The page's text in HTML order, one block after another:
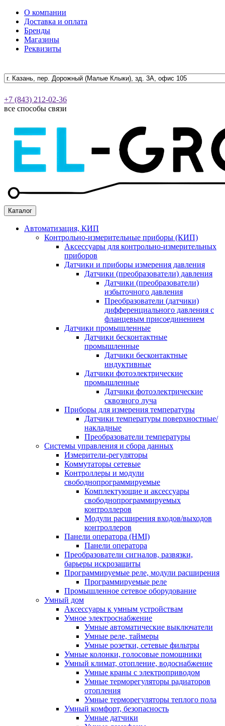
О компании
Доставка и оплата
Бренды
Магазины
Реквизиты
+7 (843) 212-02-36
все способы связи
Каталог
Автоматизация, КИП
Контрольно-измерительные приборы (КИП)
Аксессуары для контрольно-измерительных
приборов
Датчики и приборы измерения давления
Датчики (преобразователи) давления
Датчики (преобразователи)
избыточного давления
Преобразователи (датчики)
дифференциального давления с
фланцевым присоединением
Датчики промышленные
Датчики бесконтактные
промышленные
Датчики бесконтактные
индуктивные
Датчики фотоэлектрические
промышленные
Датчики фотоэлектрические
сквозного луча
Приборы для измерения температуры
Датчики температуры поверхностные/
накладные
Преобразователи температуры
Системы управления и сбора данных
Измерители-регуляторы
Коммутаторы сетевые
Контроллеры и модули
свободнопрограммируемые
Комплектующие и аксессуары
свободнопрограммируемых
контроллеров
Модули расширения входов/выходов
контроллеров
Панели оператора (HMI)
Панели оператора
Преобразователи сигналов, развязки,
барьеры искрозащиты
Программируемые реле, модули расширения
Программируемые реле
Промышленное сетевое оборудование
Умный дом
Аксессуары к умным устройствам
Умное электроснабжение
Умные автоматические выключатели
Умные реле, таймеры
Умные розетки, сетевые фильтры
Умные колонки, голосовые помощники
Умный климат, отопление, водоснабжение
Умные краны с электроприводом
Умные терморегуляторы радиаторов
отопления
Умные терморегуляторы теплого пола
Умный комфорт, безопасность
Умные датчики